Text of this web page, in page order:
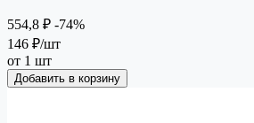
554,8 ₽ -74%
146 ₽/шт
от 1 шт
Добавить в корзину